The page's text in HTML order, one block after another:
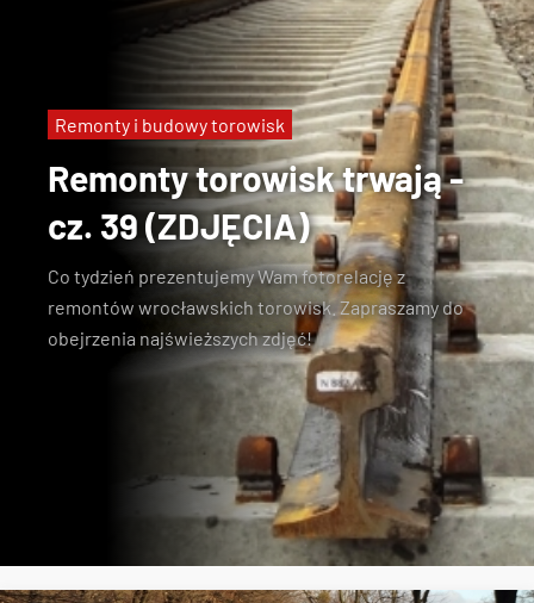
Remonty torowisk trwają -
cz. 39 (ZDJĘCIA)
Co tydzień prezentujemy Wam fotorelację z
remontów wrocławskich torowisk. Zapraszamy do
obejrzenia najświeższych zdjęć!
Remonty i budowy torowisk